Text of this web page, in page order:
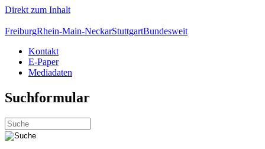
Direkt zum Inhalt
FreiburgRhein-Main-NeckarStuttgartBundesweit
Kontakt
E-Paper
Mediadaten
Suchformular